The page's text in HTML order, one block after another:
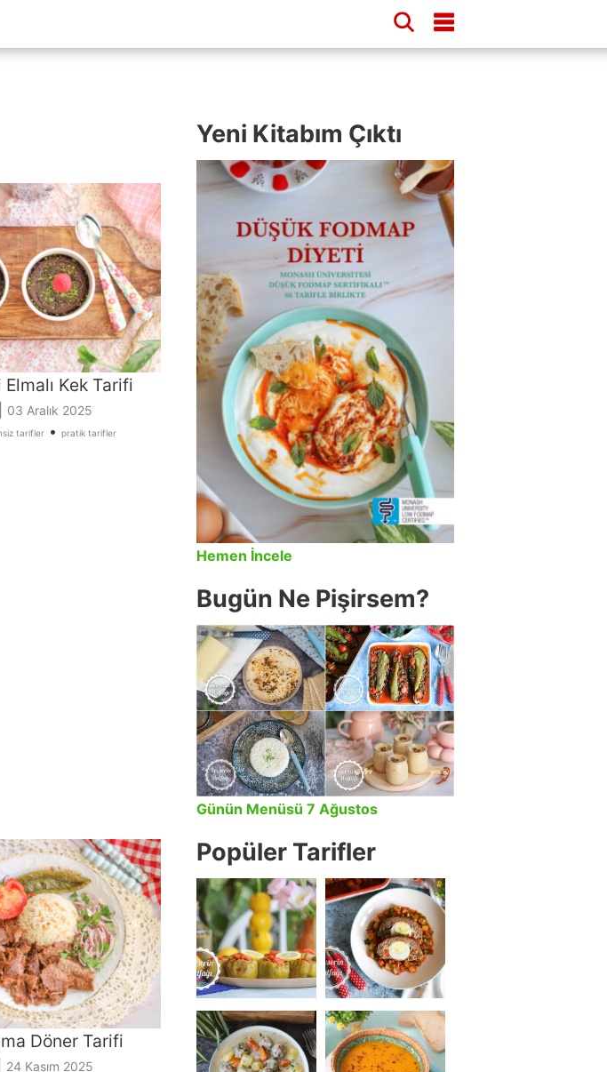
Kek Tarifi
03 Aralık 2025
tarifler• pratik tarifler
Döner Tarifi
24 Kasım 2025
Yeni Kitabım Çıktı
Hemen İncele
Bugün Ne Pişirsem?
Günün Menüsü 7 Ağustos
Popüler Tarifler